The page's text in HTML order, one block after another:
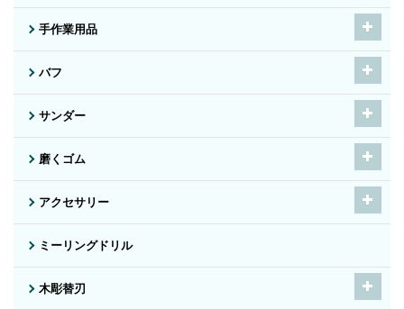
手作業用品
バフ
サンダー
磨くゴム
アクセサリー
ミーリングドリル
木彫替刃